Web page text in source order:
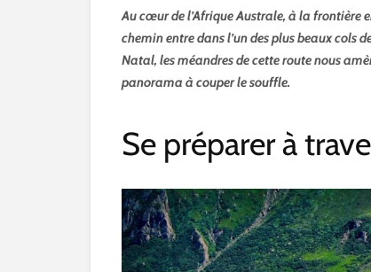
Au cœur de l’Afrique Australe, à la frontière
chemin entre dans l’un des plus beaux cols
Natal, les méandres de cette route nous
panorama à couper le souffle.
Se préparer à